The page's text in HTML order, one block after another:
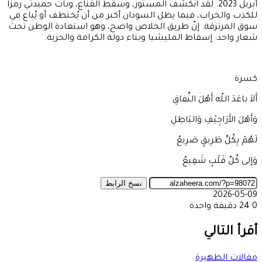
أبريل 2023. لقد انكشف المستور، وسقط القناع، وبات حميدتي رمزاً
للكذب والخراب، فيما يظل السودان أكبر من أن يُختطف أو يُباع في
سوق المرتزقة. إنّ طريق الخلاص واضح، وهو استعادة الوطن تحت
شعار واحد: إسقاط المليشيا وبناء دولة الكرامة والحرية.
كسرة
أَلاَ باعَدَ اللُه أَهْلَ النِّفاقِ
وَأَهْلَ الأَرَاجِيْفِ وَالبَاطِلِ
لَهُمْ بِكُلِّ طَرِيقٍ صَرِيعٌ
وَإلى كُلِّ قَلْبٍ شَفِيعٌ
نسخ الرابط
2026-05-09
0
دقيقة واحدة
عبر
البريد
أقرأ التالي
مقالات الظهيرة